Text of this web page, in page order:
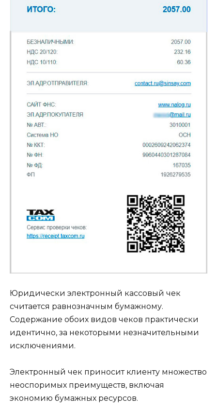
Юридически электронный кассовый чек
считается равнозначным бумажному.
Содержание обоих видов чеков практически
идентично, за некоторыми незначительными
исключениями.
Электронный чек приносит клиенту множество
неоспоримых преимуществ, включая
экономию бумажных ресурсов.